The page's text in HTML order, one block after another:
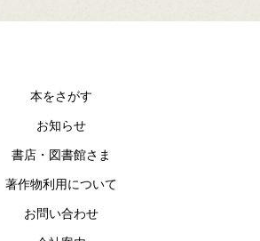
本をさがす
お知らせ
書店・図書館さま
著作物利用について
お問い合わせ